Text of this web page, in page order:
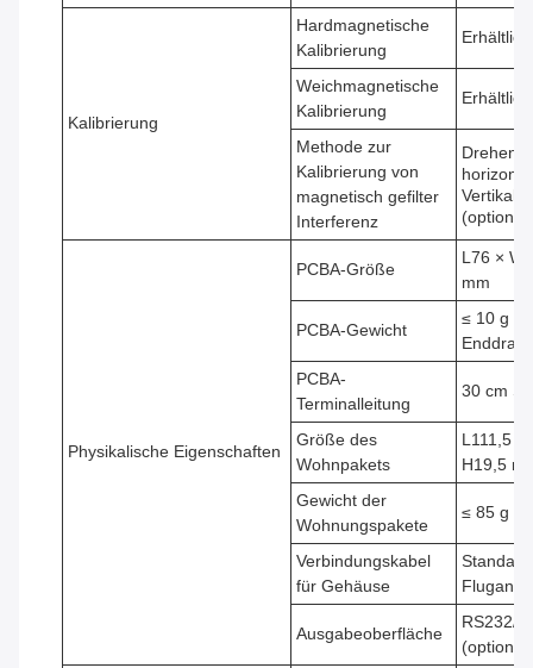
Kalibrierung
Hardmagnetische
Kalibrierung
Erhältlich
Weichmagnetische
Kalibrierung
Erhältlich
Methode zur
Kalibrierung von
magnetisch gefilter
Interferenz
Drehen
Vertikale
(optional)
Physikalische Eigenschaften
PCBA-Größe
L76 ×
mm
PCBA-Gewicht
≤ 10 g
PCBA-
Terminalleitung
30 cm
Größe des
Wohnpakets
L111,5 ×
H19,5
Gewicht der
Wohnungspakete
≤ 85 g
Verbindungskabel
für Gehäuse
Ausgabeoberfläche
RS232/
(optional)